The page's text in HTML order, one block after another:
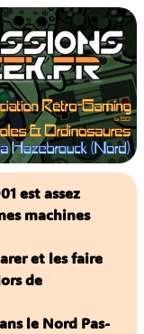
est assez
machines
et les faire
de
le Nord Pas-